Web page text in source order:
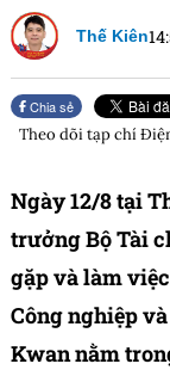
Thế Kiên
Chia sẻ
Theo dõi tạp chí
Ngày 12/8 tại
trưởng Bộ Tài
gặp và làm
Công nghiệp
Kwan nằm